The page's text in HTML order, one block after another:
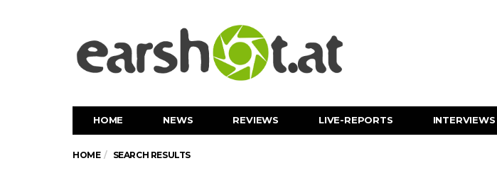
HOME NEWS REVIEWS LIVE-REPORTS INTERVIEWS
HOME SEARCH RESULTS